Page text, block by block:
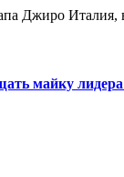
Джиро
майку